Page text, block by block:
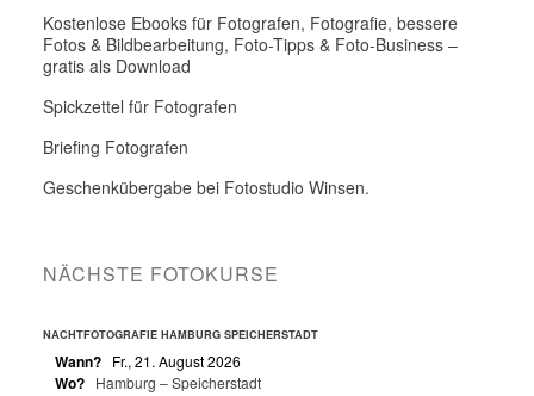
Kostenlose Ebooks für Fotografen, Fotografie, bessere
Fotos & Bildbearbeitung, Foto-Tipps & Foto-Business –
gratis als Download
Spickzettel für Fotografen
Briefing Fotografen
Geschenkübergabe bei Fotostudio Winsen.
NÄCHSTE FOTOKURSE
NACHTFOTOGRAFIE HAMBURG SPEICHERSTADT
Wann? Fr., 21. August 2026
Wo? Hamburg – Speicherstadt